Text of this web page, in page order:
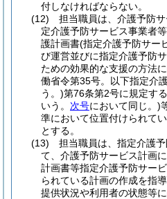
付しなければならない。
(12)
担当職員は、介護予防
定介護予防サービス事業者
護計画書(指定介護予防サー
び運営並びに指定介護予防
ための効果的な支援の方法
働省令第35号。以下指定介
う。)第76条第2号に規定す
いう。 次号において同じ。)
準において位置付けられて
とする。
(13)
担当職員は、指定介護
て、介護予防サービス計画
計画書等指定介護予防サー
られている計画の作成を指
提供状況や利用者の状態等